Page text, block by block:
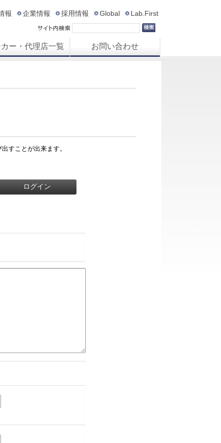
報 企業情報 採用情報 Global Lab.First
カー・代理店一覧 お問い合わせ
すことが出来ます。